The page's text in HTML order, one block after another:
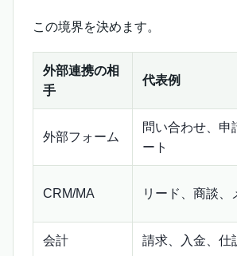
この境界を決めます。
外部連携の相
手
代表例
外部フォーム
問い合わせ、申
ート
CRM/MA リード、商談、
会計 請求、入金、仕